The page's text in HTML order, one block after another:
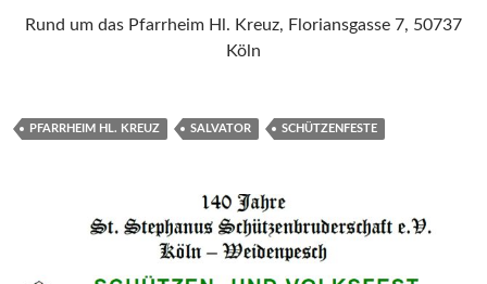
Rund um das Pfarrheim Hl. Kreuz, Floriansgasse 7, 50737
Köln
PFARRHEIM HL. KREUZ SALVATOR SCHÜTZENFESTE